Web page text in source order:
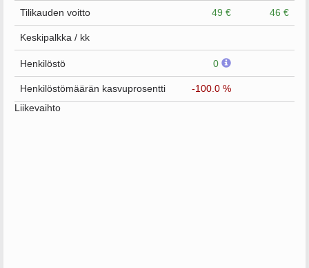
Tilikauden voitto 49 € 46 €
Keskipalkka / kk
Henkilöstö 0
Henkilöstömäärän kasvuprosentti
-100.0 %
Liikevaihto